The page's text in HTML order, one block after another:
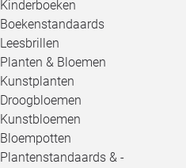
Kinderboeken
Boekenstandaards
Leesbrillen
Planten & Bloemen
Kunstplanten
Droogbloemen
Kunstbloemen
Bloempotten
Plantenstandaards & -